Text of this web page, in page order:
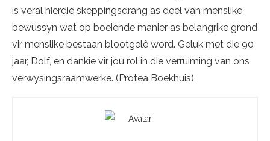
is veral hierdie skeppingsdrang as deel van menslike
bewussyn wat op boeiende manier as belangrike grond
vir menslike bestaan blootgelê word. Geluk met die 90
jaar, Dolf, en dankie vir jou rol in die verruiming van ons
verwysingsraamwerke. (Protea Boekhuis)